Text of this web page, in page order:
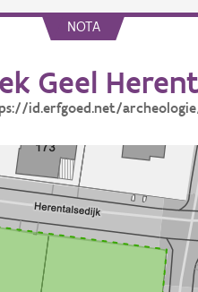
NOTA
Geel
id.erfgoed.net/